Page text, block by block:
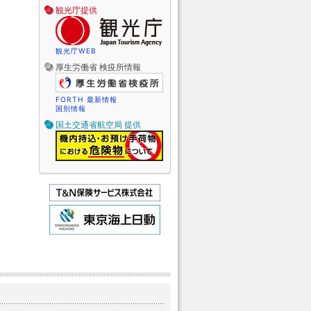
観光庁提供
観光庁WEB
厚生労働省 検疫所情報
FORTH 最新情報
国別情報
国土交通省航空局 提供